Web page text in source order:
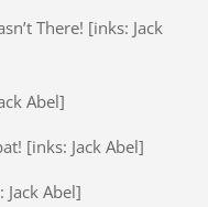
There! [inks: Jack
Abel]
[inks: Jack Abel]
Abel]